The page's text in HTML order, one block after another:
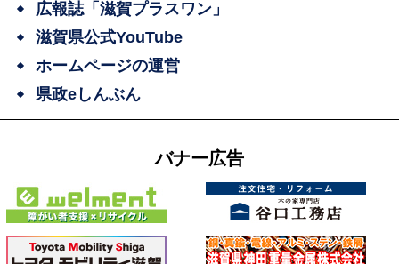
広報誌「滋賀プラスワン」
滋賀県公式YouTube
ホームページの運営
県政eしんぶん
バナー広告